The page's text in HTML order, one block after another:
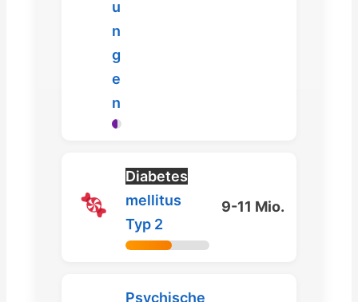
u
n
g
e
n
Diabetes
mellitus
Typ 2
9-11 Mio.
Psychische